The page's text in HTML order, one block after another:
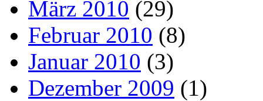
März 2010 (29)
Februar 2010 (8)
Januar 2010 (3)
Dezember 2009 (1)